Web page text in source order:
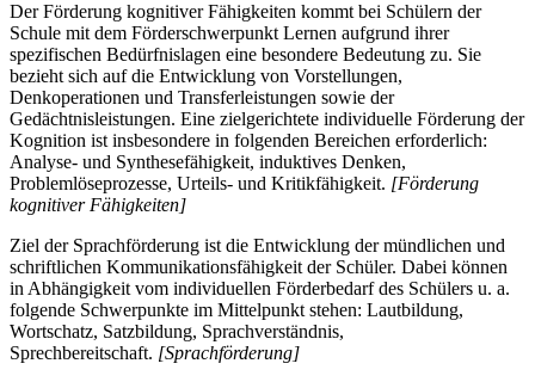
Der Förderung kognitiver Fähigkeiten kommt bei Schülern der
Schule mit dem Förderschwerpunkt Lernen aufgrund ihrer
spezifischen Bedürfnislagen eine besondere Bedeutung zu. Sie
bezieht sich auf die Entwicklung von Vorstellungen,
Denkoperationen und Transferleistungen sowie der
Gedächtnisleistungen. Eine zielgerichtete individuelle Förderung der
Kognition ist insbesondere in folgenden Bereichen erforderlich:
Analyse- und Synthesefähigkeit, induktives Denken,
Problemlöseprozesse, Urteils- und Kritikfähigkeit. [Förderung
kognitiver Fähigkeiten]
Ziel der Sprachförderung ist die Entwicklung der mündlichen und
schriftlichen Kommunikationsfähigkeit der Schüler. Dabei können
in Abhängigkeit vom individuellen Förderbedarf des Schülers u. a.
folgende Schwerpunkte im Mittelpunkt stehen: Lautbildung,
Wortschatz, Satzbildung, Sprachverständnis,
Sprechbereitschaft. [Sprachförderung]